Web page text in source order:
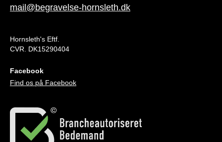
mail@begravelse-hornsleth.dk
Hornsleth's Eftf.
CVR. DK15290404
Facebook
Find os på Facebook